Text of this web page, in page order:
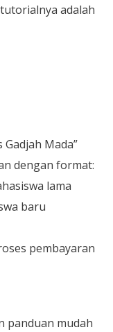
adalah
Mada”
dengan format:
lama
baru
pembayaran
panduan mudah